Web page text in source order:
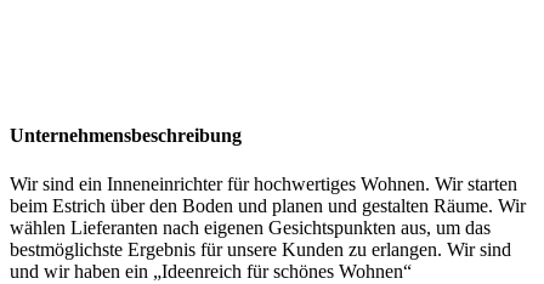
Unternehmensbeschreibung
Wir sind ein Inneneinrichter für hochwertiges Wohnen. Wir starten
beim Estrich über den Boden und planen und gestalten Räume. Wir
wählen Lieferanten nach eigenen Gesichtspunkten aus, um das
bestmöglichste Ergebnis für unsere Kunden zu erlangen. Wir sind
und wir haben ein „Ideenreich für schönes Wohnen“